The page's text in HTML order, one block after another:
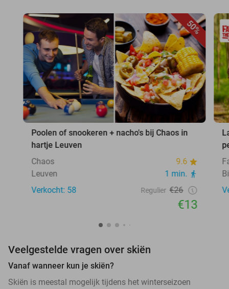
50%
Poolen of snookeren + nacho's bij Chaos in
hartje Leuven
Chaos
9.6
Leuven
1 min.
Verkocht: 58
Regulier €26
€13
Veelgestelde vragen over skiën
Vanaf wanneer kun je skiën?
Skiën is meestal mogelijk tijdens het winterseizoen